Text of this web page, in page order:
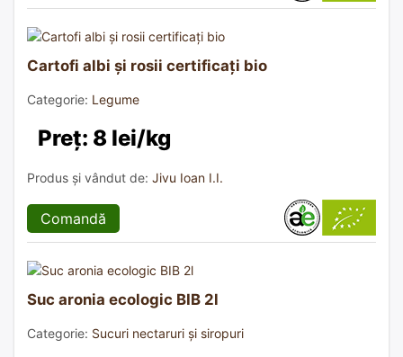
Cartofi albi și rosii certificați bio
Categorie: Legume
Preț: 8 lei/kg
Produs și vândut de: Jivu Ioan I.I.
Comandă
Suc aronia ecologic BIB 2l
Categorie: Sucuri nectaruri și siropuri